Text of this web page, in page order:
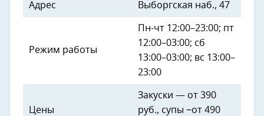
Адрес Выборгская наб., 47
Режим работы
Пн-чт 12:00–23:00; пт
12:00–03:00; сб
13:00–03:00; вс 13:00–
23:00
Цены
Закуски — от 390
руб., супы −от 490